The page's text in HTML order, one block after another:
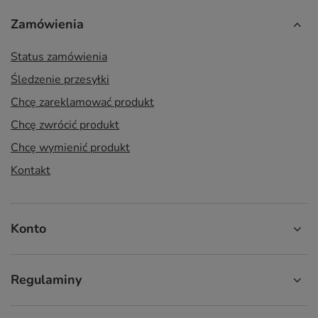
Zamówienia
Status zamówienia
Śledzenie przesyłki
Chcę zareklamować produkt
Chcę zwrócić produkt
Chcę wymienić produkt
Kontakt
Konto
Regulaminy